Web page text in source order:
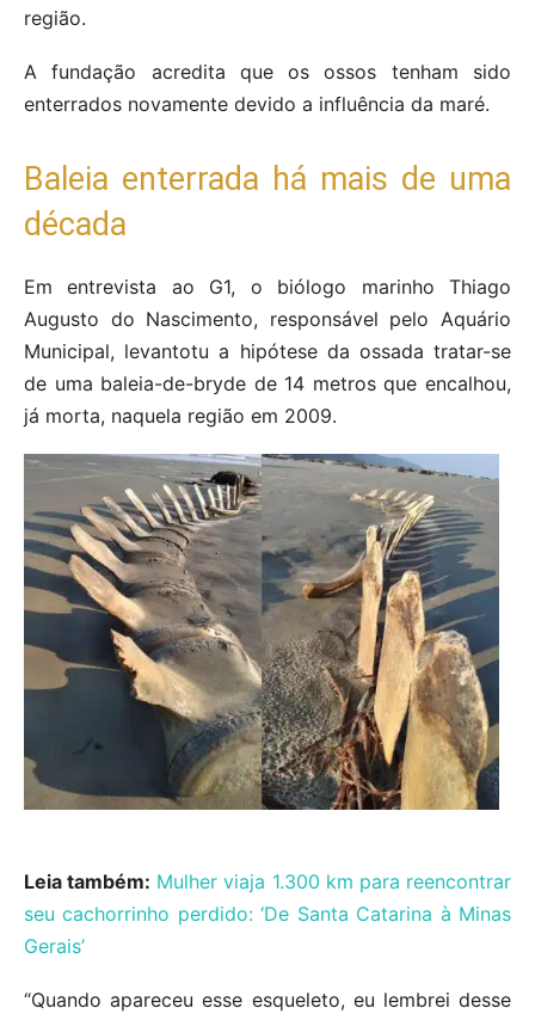
região.
A fundação acredita que os ossos tenham sido
enterrados novamente devido a influência da maré.
Baleia enterrada há mais de uma
década
Em entrevista ao G1, o biólogo marinho Thiago
Augusto do Nascimento, responsável pelo Aquário
Municipal, levantotu a hipótese da ossada tratar-se
de uma baleia-de-bryde de 14 metros que encalhou,
já morta, naquela região em 2009.
Leia também: Mulher viaja 1.300 km para reencontrar
seu cachorrinho perdido: ‘De Santa Catarina à Minas
Gerais’
“Quando apareceu esse esqueleto, eu lembrei desse